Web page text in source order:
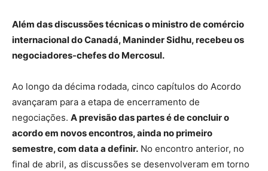
Além das discussões técnicas o ministro de comércio
internacional do Canadá, Maninder Sidhu, recebeu os
negociadores-chefes do Mercosul.
Ao longo da décima rodada, cinco capítulos do Acordo
avançaram para a etapa de encerramento de
negociações. A previsão das partes é de concluir o
acordo em novos encontros, ainda no primeiro
semestre, com data a definir. No encontro anterior, no
final de abril, as discussões se desenvolveram em torno